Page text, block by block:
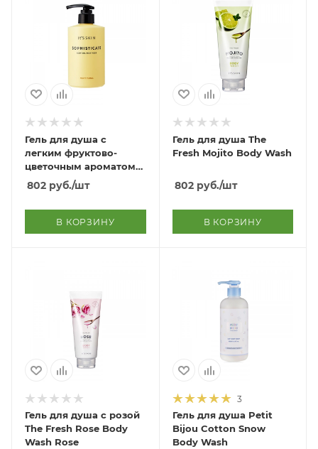
Гель для душа с
легким фруктово-
цветочным ароматом
Sophisticate Scentual
Body Wash
802 руб./шт
В КОРЗИНУ
Гель для душа The
Fresh Mojito Body Wash
802руб./шт
В КОРЗИНУ
Гель для душа с розой
The Fresh Rose Body
Wash Rose
3
Гель для душа Petit
Bijou Cotton Snow
Body Wash